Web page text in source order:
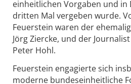
einheitlichen Vorgaben und in
dritten Mal vergeben wurde.
Feuerstein waren der
Jörg Ziercke, und der
Peter Hohl.
Feuerstein engagierte sich
moderne bundeseinheitliche